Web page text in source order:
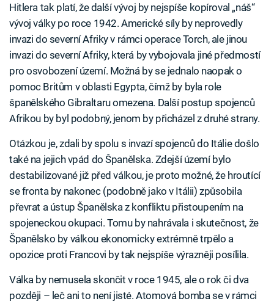
Hitlera tak platí, že další vývoj by nejspíše kopíroval „náš“
vývoj války po roce 1942. Americké síly by neprovedly
invazi do severní Afriky v rámci operace Torch, ale jinou
invazi do severní Afriky, která by vybojovala jiné předmostí
pro osvobození území. Možná by se jednalo naopak o
pomoc Britům v oblasti Egypta, čímž by byla role
španělského Gibraltaru omezena. Další postup spojenců
Afrikou by byl podobný, jenom by přicházel z druhé strany.
Otázkou je, zdali by spolu s invazí spojenců do Itálie došlo
také na jejich vpád do Španělska. Zdejší území bylo
destabilizované již před válkou, je proto možné, že hroutící
se fronta by nakonec (podobně jako v Itálii) způsobila
převrat a ústup Španělska z konfliktu přistoupením na
spojeneckou okupaci. Tomu by nahrávala i skutečnost, že
Španělsko by válkou ekonomicky extrémně trpělo a
opozice proti Francovi by tak nejspíše výrazněji posílila.
Válka by nemusela skončit v roce 1945, ale o rok či dva
později – leč ani to není jisté. Atomová bomba se v rámci